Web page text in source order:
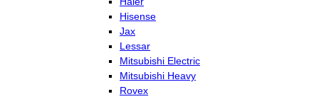
Hisense
Jax
Lessar
Mitsubishi Electric
Mitsubishi Heavy
Rovex